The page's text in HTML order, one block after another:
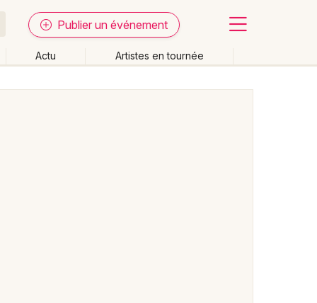
Publier un événement
Actu Artistes en tournée